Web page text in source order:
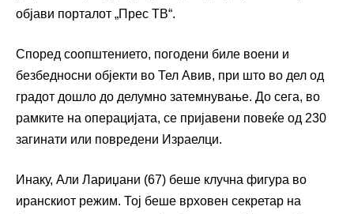
објави порталот „Прес ТВ“.
Според соопштението, погодени биле воени и
безбедносни објекти во Тел Авив, при што во дел од
градот дошло до делумно затемнување. До сега, во
рамките на операцијата, се пријавени повеќе од 230
загинати или повредени Израелци.
Инаку, Али Лариџани (67) беше клучна фигура во
иранскиот режим. Тој беше врховен секретар на